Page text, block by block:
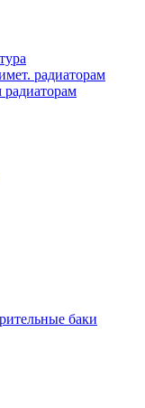
радиаторам
баки